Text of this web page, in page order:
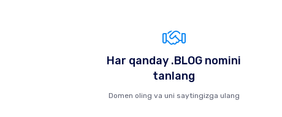
Har qanday .BLOG nomini
tanlang
Domen oling va uni saytingizga ulang